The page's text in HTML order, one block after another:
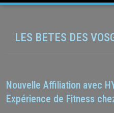
LES BETES DES
Nouvelle Affiliation avec
Expérience de Fitness